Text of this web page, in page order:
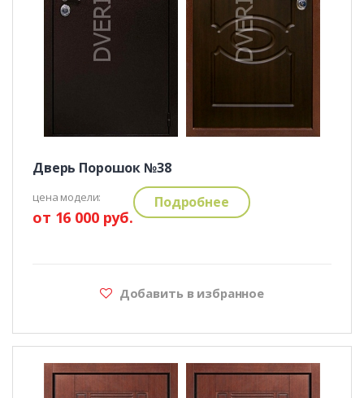
Дверь Порошок №38
цена модели:
от 16 000 руб.
Подробнее
Добавить в избранное